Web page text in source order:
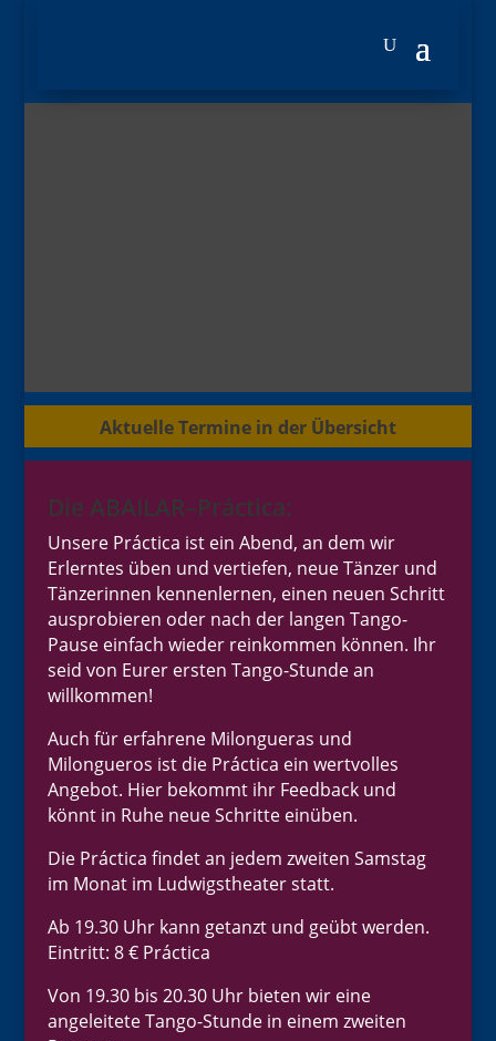
Aktuelle Termine in der Übersicht
Die ABAILAR–Práctica:
Unsere Práctica ist ein Abend, an dem wir
Erlerntes üben und vertiefen, neue Tänzer und
Tänzerinnen kennenlernen, einen neuen Schritt
ausprobieren oder nach der langen Tango-
Pause einfach wieder reinkommen können. Ihr
seid von Eurer ersten Tango-Stunde an
willkommen!
Auch für erfahrene Milongueras und
Milongueros ist die Práctica ein wertvolles
Angebot. Hier bekommt ihr Feedback und
könnt in Ruhe neue Schritte einüben.
Die Práctica findet an jedem zweiten Samstag
im Monat im Ludwigstheater statt.
Ab 19.30 Uhr kann getanzt und geübt werden.
Eintritt: 8 € Práctica
Von 19.30 bis 20.30 Uhr bieten wir eine
angeleitete Tango-Stunde in einem zweiten